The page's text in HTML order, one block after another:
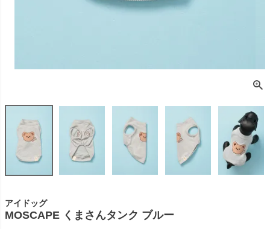
アイドッグ
MOSCAPE くまさんタンク ブルー